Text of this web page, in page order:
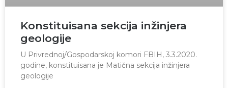
Konstituisana sekcija inžinjera
geologije
U Privrednoj/Gospodarskoj komori FBIH, 3.3.2020.
godine, konstituisana je Matična sekcija inžinjera
geologije